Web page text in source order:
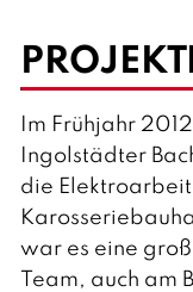
Im Frühjahr
Ingolstädter
die
war es eine
Team, auch